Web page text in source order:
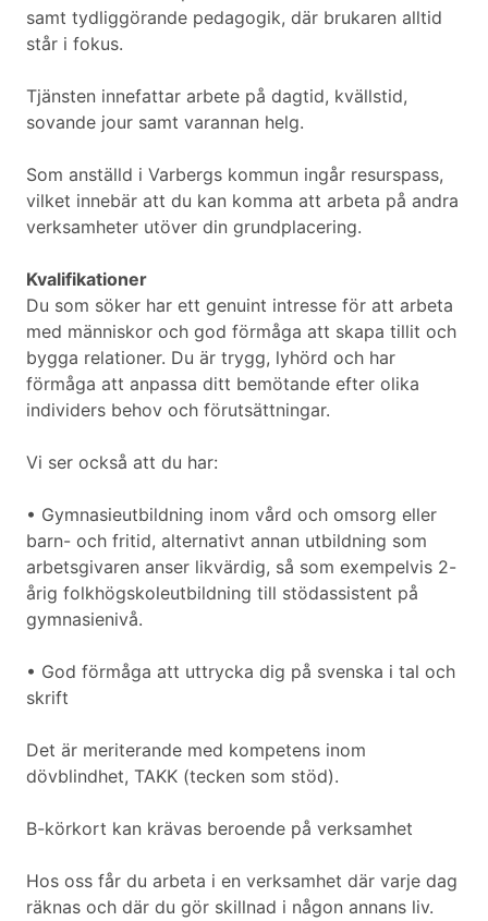
samt tydliggörande pedagogik, där brukaren alltid
står i fokus.
Tjänsten innefattar arbete på dagtid, kvällstid,
sovande jour samt varannan helg.
Som anställd i Varbergs kommun ingår resurspass,
vilket innebär att du kan komma att arbeta på andra
verksamheter utöver din grundplacering.
Kvalifikationer
Du som söker har ett genuint intresse för att arbeta
med människor och god förmåga att skapa tillit och
bygga relationer. Du är trygg, lyhörd och har
förmåga att anpassa ditt bemötande efter olika
individers behov och förutsättningar.
Vi ser också att du har:
• Gymnasieutbildning inom vård och omsorg eller
barn- och fritid, alternativt annan utbildning som
arbetsgivaren anser likvärdig, så som exempelvis 2-
årig folkhögskoleutbildning till stödassistent på
gymnasienivå.
• God förmåga att uttrycka dig på svenska i tal och
skrift
Det är meriterande med kompetens inom
dövblindhet, TAKK (tecken som stöd).
B-körkort kan krävas beroende på verksamhet
Hos oss får du arbeta i en verksamhet där varje dag
räknas och där du gör skillnad i någon annans liv.